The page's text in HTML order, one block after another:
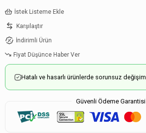
İstek Listeme Ekle
Karşılaştır
İndirimli Ürün
Fiyat Düşünce Haber Ver
Hatalı ve hasarlı ürünlerde sorunsuz değişim
Güvenli Ödeme Garantisi